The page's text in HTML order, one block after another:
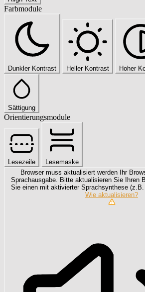
Farbmodule
Dunkler Kontrast Heller Kontrast Hoher
Sättigung
Orientierungsmodule
Lesezeile
Lesemaske
Browser muss aktualisiert werden Ihr
Sprachausgabe. Bitte aktualisieren Sie Ihren
Sie einen mit aktivierter Sprachsynthese (z.B.
Wie aktualisieren?